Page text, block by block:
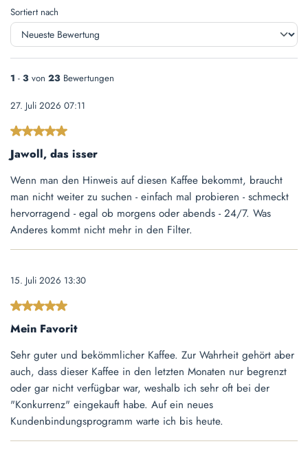
Sortiert nach
1 - 3 von 23 Bewertungen
27. Juli 2026 07:11
Bewertung mit 5 von 5 Sternen
Jawoll, das isser
Wenn man den Hinweis auf diesen Kaffee bekommt, braucht
man nicht weiter zu suchen - einfach mal probieren - schmeckt
hervorragend - egal ob morgens oder abends - 24/7. Was
Anderes kommt nicht mehr in den Filter.
15. Juli 2026 13:30
Bewertung mit 5 von 5 Sternen
Mein Favorit
Sehr guter und bekömmlicher Kaffee. Zur Wahrheit gehört aber
auch, dass dieser Kaffee in den letzten Monaten nur begrenzt
oder gar nicht verfügbar war, weshalb ich sehr oft bei der
"Konkurrenz" eingekauft habe. Auf ein neues
Kundenbindungsprogramm warte ich bis heute.